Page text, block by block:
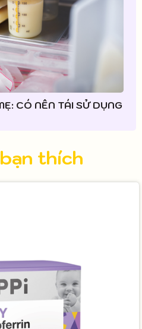
CÓ NÊN TÁI SỬ DỤNG
thích